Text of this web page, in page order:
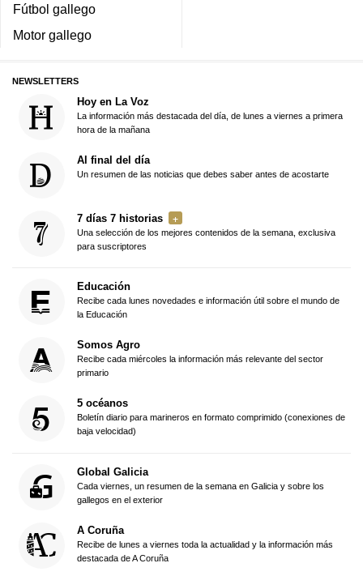
Fútbol gallego
Motor gallego
NEWSLETTERS
Hoy en La Voz
La información más destacada del día, de lunes a viernes a primera
hora de la mañana
Al final del día
Un resumen de las noticias que debes saber antes de acostarte
7 días 7 historias
Una selección de los mejores contenidos de la semana, exclusiva
para suscriptores
Educación
Recibe cada lunes novedades e información útil sobre el mundo de
la Educación
Somos Agro
Recibe cada miércoles la información más relevante del sector
primario
5 océanos
Boletín diario para marineros en formato comprimido (conexiones de
baja velocidad)
Global Galicia
Cada viernes, un resumen de la semana en Galicia y sobre los
gallegos en el exterior
A Coruña
Recibe de lunes a viernes toda la actualidad y la información más
destacada de A Coruña